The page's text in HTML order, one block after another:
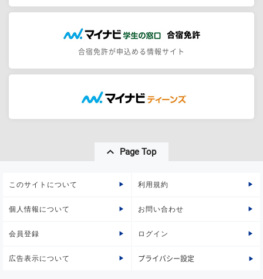
合宿免許が申込める情報サイト
Page Top
このサイトについて 利用規約
個人情報について お問い合わせ
会員登録 ログイン
広告表示について プライバシー設定